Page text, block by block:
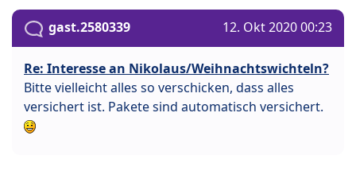
gast.2580339 12. Okt 2020 00:23
Re: Interesse an Nikolaus/Weihnachtswichteln?
Bitte vielleicht alles so verschicken, dass alles
versichert ist. Pakete sind automatisch versichert.